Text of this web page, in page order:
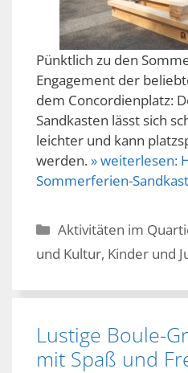
Pünktlich zu den
Engagement der
dem Concordienplatz:
Sandkasten lässt sich
leichter und kann
werden.» weiterlesen:
Sommerferien-
Kategorien
Aktivitäten im
und Kultur, Kinder und
Lustige Boule-
mit Spaß und